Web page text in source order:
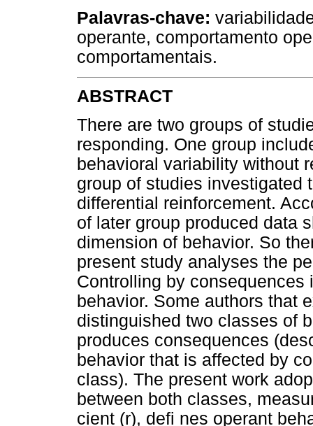
Palavras-chave:
operante, comportamento
comportamentais.
ABSTRACT
There are two groups of
responding. One group
behavioral variability without
group of studies investigated
differential reinforcement.
of later group produced data
dimension of behavior. So
present study analyses the
Controlling by
behavior. Some authors that
distinguished two classes of
produces consequences
behavior that is affected by
class). The present work
between both classes,
cient (r), defi nes operant